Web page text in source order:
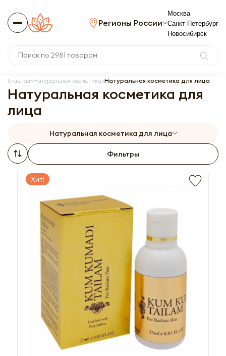
Регионы России
Москва
Санкт-Петербург
Новосибирск
Главная Натуральная косметика Натуральная косметика для лица
Натуральная косметика для
лица
Натуральная косметика для лица
Фильтры
Хит!